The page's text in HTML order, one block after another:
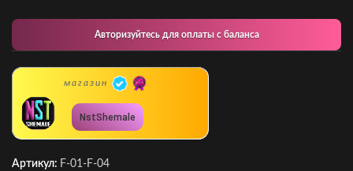
Авторизуйтесь для оплаты с баланса
магазин
NstShemale
Артикул: F-01-F-04